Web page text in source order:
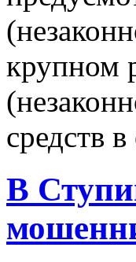
крупном
средств
В